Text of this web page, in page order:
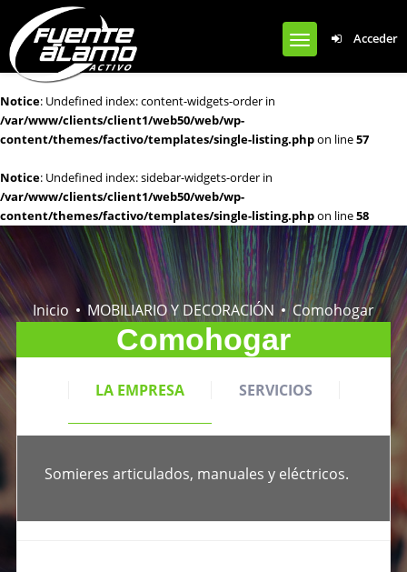
Acceder
Notice: Undefined index: content-widgets-order in
/var/www/clients/client1/web50/web/wp-
content/themes/factivo/templates/single-listing.phpon line57
Notice: Undefined index: sidebar-widgets-order in
/var/www/clients/client1/web50/web/wp-
content/themes/factivo/templates/single-listing.phpon line58
Inicio MOBILIARIO Y DECORACIÓN Comohogar
Comohogar
LA EMPRESA SERVICIOS
Somieres articulados, manuales y eléctricos.
Notice: Undefined offset: 0 in
/var/www/clients/client1/web50/web/wp-content/plugins/cardoza-
facebook-like-box/cardoza_facebook_like_box.php